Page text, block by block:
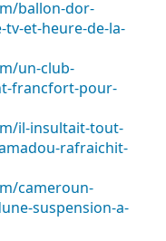
ballon-dor-
tv-et-heure-de-la-
un-club-
francfort-pour-
il-insultait-tout-
rafraichit-
cameroun-
suspension-a-